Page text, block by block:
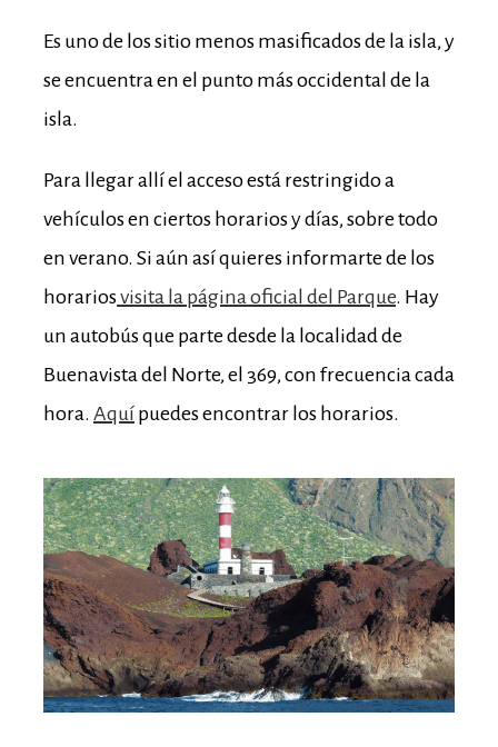
Es uno de los sitio menos masificados de la isla, y
se encuentra en el punto más occidental de la
isla.
Para llegar allí el acceso está restringido a
vehículos en ciertos horarios y días, sobre todo
en verano. Si aún así quieres informarte de los
horariosvisita la página oficial del Parque. Hay
un autobús que parte desde la localidad de
Buenavista del Norte, el 369, con frecuencia cada
hora. Aquí puedes encontrar los horarios.